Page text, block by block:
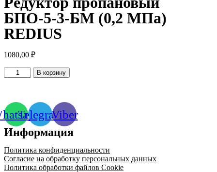
БПО-5-3-БМ (0,2 МПа)
REDIUS
1080,00 ₽
Количество
товара
БПО-5-
3-
БМ
(0,2
REDIUS
В корзину
TelegramViber
Информация
Политика конфиденциальности
Согласие на обработку персональных данных
Политика обработки файлов Cookie